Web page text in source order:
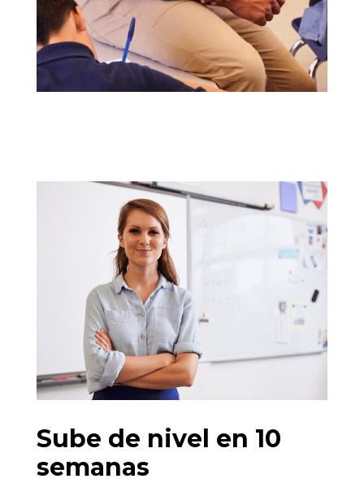
Sube de nivel en 10
semanas